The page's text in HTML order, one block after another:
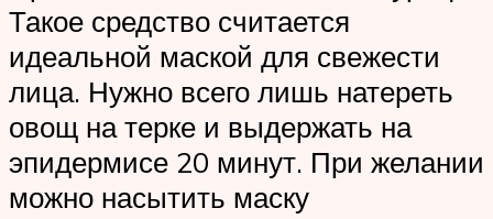
Такое средство считается
идеальной маской для свежести
лица. Нужно всего лишь натереть
овощ на терке и выдержать на
эпидермисе 20 минут. При желании
можно насытить маску